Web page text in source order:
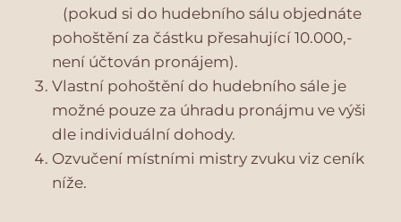
(pokud si do hudebního sálu objednáte
pohoštění za částku přesahující 10.000,-
není účtován pronájem).
Vlastní pohoštění do hudebního sále je
možné pouze za úhradu pronájmu ve výši
dle individuální dohody.
Ozvučení místními mistry zvuku viz ceník
níže.